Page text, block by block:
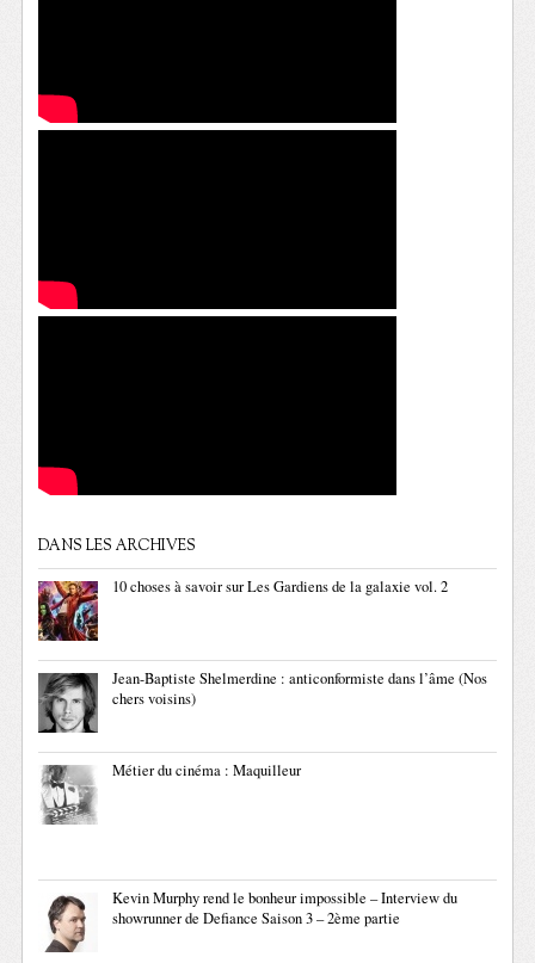
DANS LES ARCHIVES
10 choses à savoir sur Les Gardiens de la galaxie vol. 2
Jean-Baptiste Shelmerdine : anticonformiste dans l’âme (Nos
chers voisins)
Métier du cinéma : Maquilleur
Kevin Murphy rend le bonheur impossible – Interview du
showrunner de Defiance Saison 3 – 2ème partie